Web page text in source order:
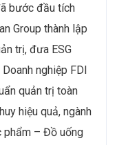
bước đầu tích
Group thành lập
trị, đưa ESG
nghiệp FDI
quản trị toàn
hiệu quả, ngành
phẩm – Đồ uống